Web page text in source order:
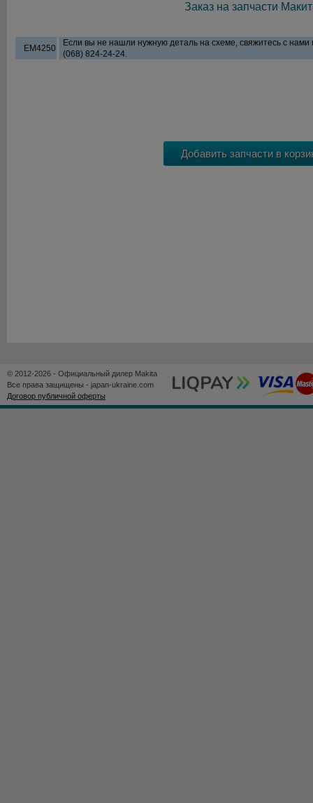
Заказ на запчасти
EM4250
Если вы не нашли нужную деталь на схеме, свяжитесь с
(068) 824-24-24.
© 2012-2026 - Официальный дилер Makita
Все права защищены - japan-ukraine.com
Договор публичной оферты